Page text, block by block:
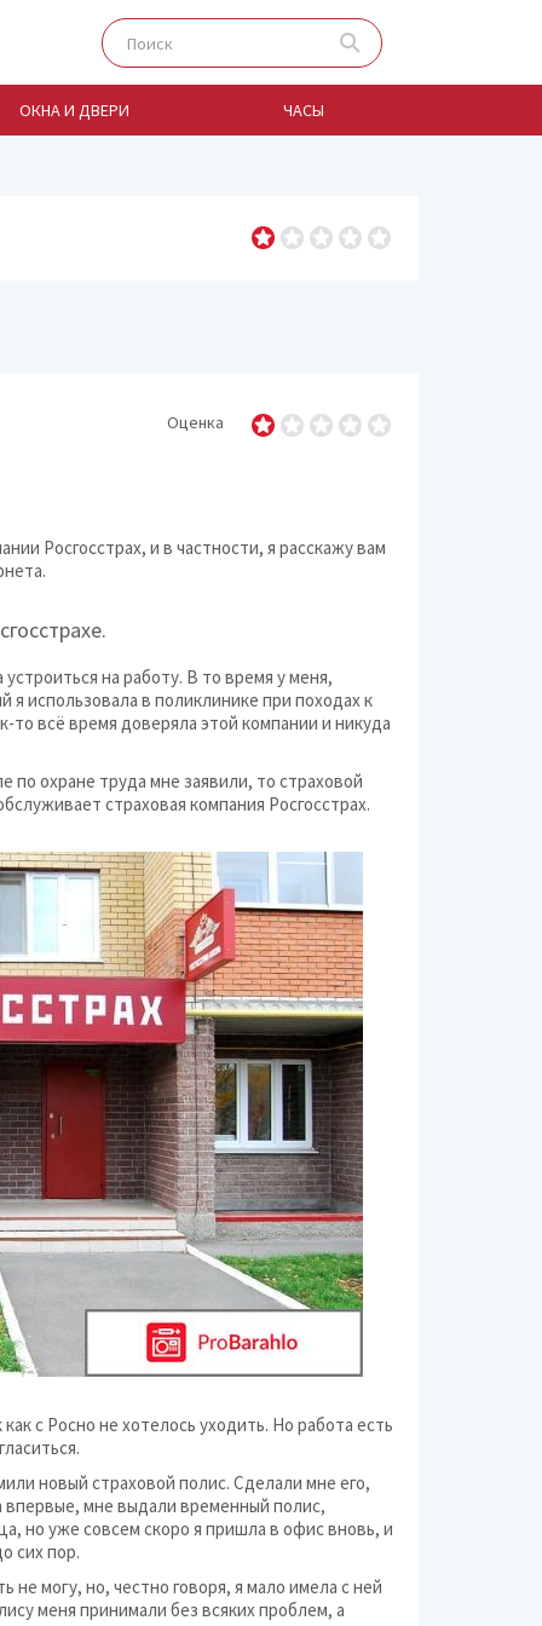
ОКНА И ДВЕРИ ЧАСЫ
Оценка
Росгосстрах, и в частности, я расскажу вам
на работу. В то время у меня,
использовала в поликлинике при походах к
то всё время доверяла этой компании и никуда
по охране труда мне заявили, то страховой
страховая компания Росгосстрах.
с Росно не хотелось уходить. Но работа есть
новый страховой полис. Сделали мне его,
впервые, мне выдали временный полис,
но уже совсем скоро я пришла в офис вновь, и
сих пор.
не могу, но, честно говоря, я мало имела с ней
меня принимали без всяких проблем, а
Автосалоны и
Агентства
Бани и сауны
Ветеринарные
Гостиницы и
Кинотеатры
Клубы по интересам
Компании и
Коттеджные
Магазины и
Музеи и выставки
Музыкальные школы
Образование
Парки аттракционов